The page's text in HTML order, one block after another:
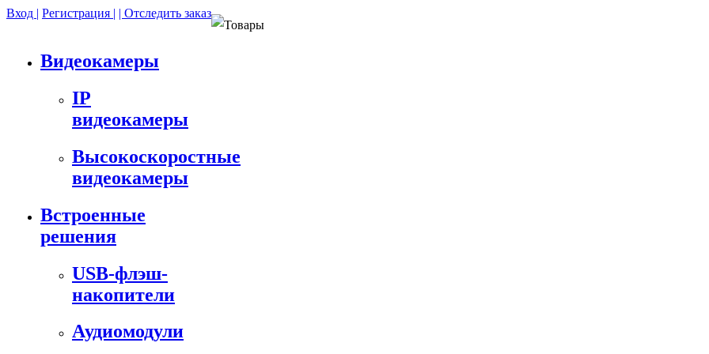
Вход | Регистрация | | Отследить заказ
Товары
Видеокамеры
IP
видеокамеры
Высокоскоростные
видеокамеры
Встроенные
решения
USB-флэш-
накопители
Аудиомодули